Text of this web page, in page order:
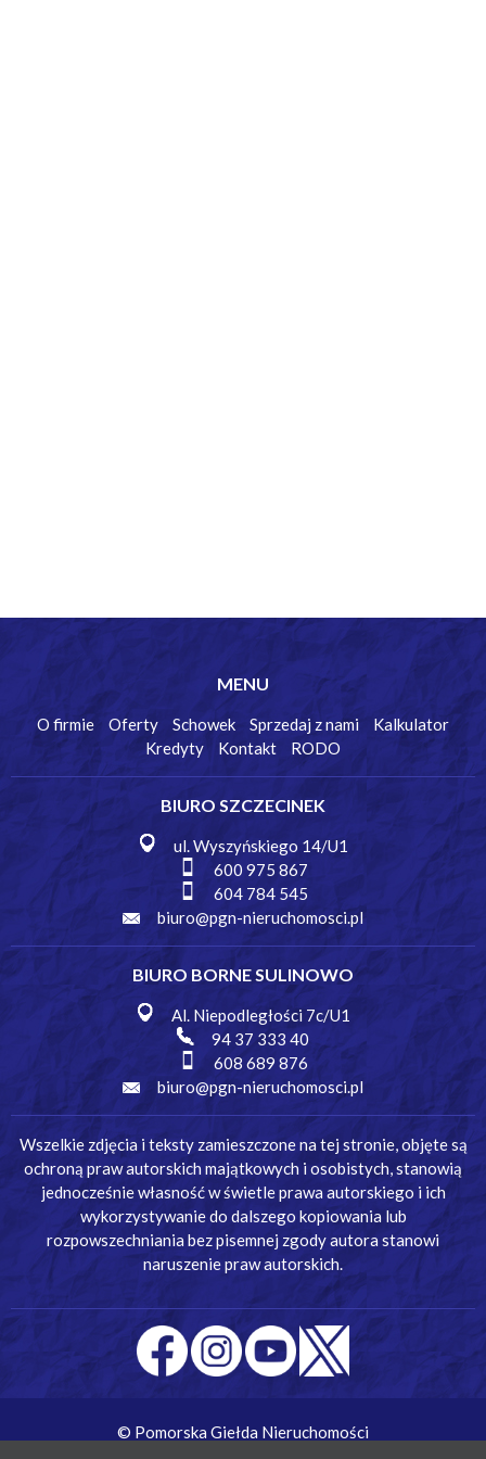
MENU
O firmie Oferty Schowek Sprzedaj z nami
Kalkulator
Kredyty
Kontakt RODO
BIURO SZCZECINEK
ul. Wyszyńskiego 14/U1
600 975 867
604 784 545
biuro@pgn-nieruchomosci.pl
BIURO BORNE SULINOWO
Al. Niepodległości 7c/U1
94 37 333 40
608 689 876
biuro@pgn-nieruchomosci.pl
Wszelkie zdjęcia i teksty zamieszczone na tej stronie, objęte są
ochroną praw autorskich majątkowych i osobistych, stanowią
jednocześnie własność w świetle prawa autorskiego i ich
wykorzystywanie do dalszego kopiowania lub
rozpowszechniania bez pisemnej zgody autora stanowi
naruszenie praw autorskich.
© Pomorska Giełda Nieruchomości